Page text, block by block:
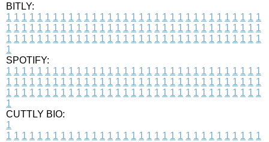
BITLY:
1 1 1 1 1 1 1 1 1 1 1 1 1 1 1 1 1 1 1 1 1 1 1 1 1 1 1 1 1 1 1 1 1
1 1 1 1 1 1 1 1 1 1 1 1 1 1 1 1 1 1 1 1 1 1 1 1 1 1 1 1 1 1 1 1 1
1 1 1 1 1 1 1 1 1 1 1 1 1 1 1 1 1 1 1 1 1 1 1 1 1 1 1 1 1 1 1 1 1
1
SPOTIFY:
1 1 1 1 1 1 1 1 1 1 1 1 1 1 1 1 1 1 1 1 1 1 1 1 1 1 1 1 1 1 1 1 1
1 1 1 1 1 1 1 1 1 1 1 1 1 1 1 1 1 1 1 1 1 1 1 1 1 1 1 1 1 1 1 1 1
1 1 1 1 1 1 1 1 1 1 1 1 1 1 1 1 1 1 1 1 1 1 1 1 1 1 1 1 1 1 1 1 1
1
CUTTLY BIO:
1
1 1 1 1 1 1 1 1 1 1 1 1 1 1 1 1 1 1 1 1 1 1 1 1 1 1 1 1 1 1 1 1 1